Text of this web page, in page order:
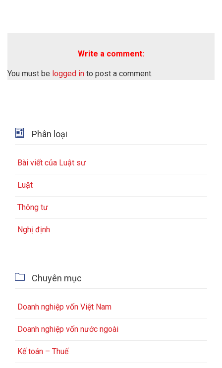
Write a comment:
You must be logged in to post a comment.
 Phân loại
Bài viết của Luật sư
Luật
Thông tư
Nghị định
 Chuyên mục
Doanh nghiệp vốn Việt Nam
Doanh nghiệp vốn nước ngoài
Kế toán – Thuế